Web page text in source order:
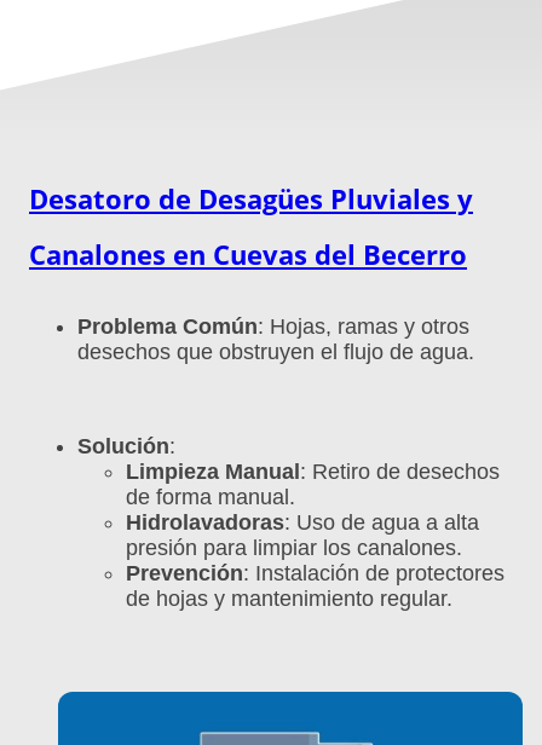
Desatoro de Desagües Pluviales y
Canalones en Cuevas del Becerro
Problema Común: Hojas, ramas y otros
desechos que obstruyen el flujo de agua.
Solución:
Limpieza Manual : Retiro de desechos
de forma manual.
Hidrolavadoras: Uso de agua a alta
presión para limpiar los canalones.
Prevención: Instalación de protectores
de hojas y mantenimiento regular.